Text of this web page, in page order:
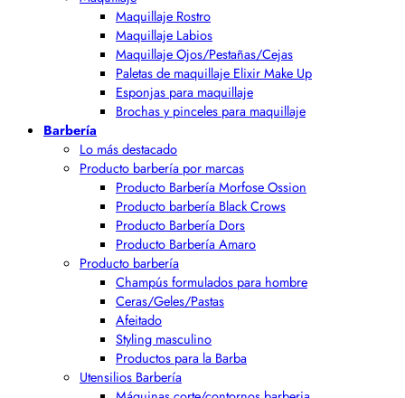
Maquillaje Rostro
Maquillaje Labios
Maquillaje Ojos/Pestañas/Cejas
Paletas de maquillaje Elixir Make Up
Esponjas para maquillaje
Brochas y pinceles para maquillaje
Barbería
Lo más destacado
Producto barbería por marcas
Producto Barbería Morfose Ossion
Producto barbería Black Crows
Producto Barbería Dors
Producto Barbería Amaro
Producto barbería
Champús formulados para hombre
Ceras/Geles/Pastas
Afeitado
Styling masculino
Productos para la Barba
Utensilios Barbería